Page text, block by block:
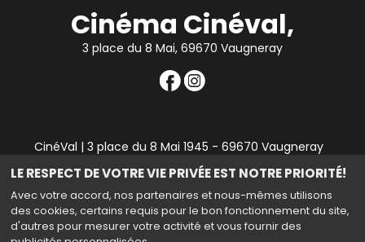
LE RESPECT DE VOTRE VIE PRIVÉE EST NOTRE PRIORITÉ!
Avec votre accord, nos partenaires et nous-mêmes utilisons
des cookies, certains requis pour le bon fonctionnement du site,
d'autres pour mesurer votre activité et vous fournir des
Cinéma Cinéval,
3 place du 8 Mai, 69670 Vaugneray
CinéVal | 3 place du 8 Mai 1945 - 69670 Vaugneray
|Mentions légales|Contact|RGPD| Tel : 04 78 45 94